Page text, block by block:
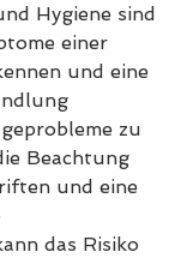
Hygiene sind
einer
und eine
zu
Beachtung
und eine
das Risiko